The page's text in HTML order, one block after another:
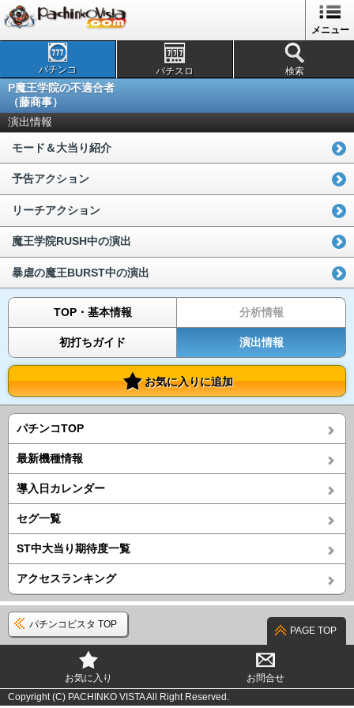
メニュー
パチンコ パチスロ 検索
P魔王学院の不適合者
（藤商事）
演出情報
モード＆大当り紹介
予告アクション
リーチアクション
魔王学院RUSH中の演出
暴虐の魔王BURST中の演出
TOP・基本情報 分析情報
初打ちガイド 演出情報
お気に入りに追加
パチンコTOP
最新機種情報
導入日カレンダー
セグ一覧
ST中大当り期待度一覧
アクセスランキング
パチンコビスタ TOP
PAGE TOP
お気に入り
お問合せ
Copyright (C) PACHINKO VISTA All Right Reserved.